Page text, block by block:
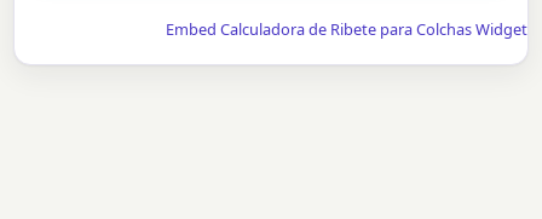
Embed Calculadora de Ribete para Colchas Widget